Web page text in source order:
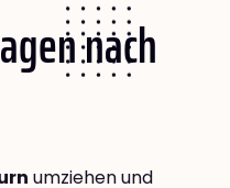
nach
umziehen und